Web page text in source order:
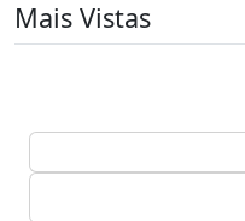
Mais Vistas